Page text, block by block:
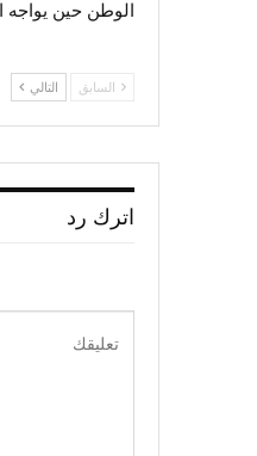
الوطن حين يواجه
السابق التالي
اترك رد